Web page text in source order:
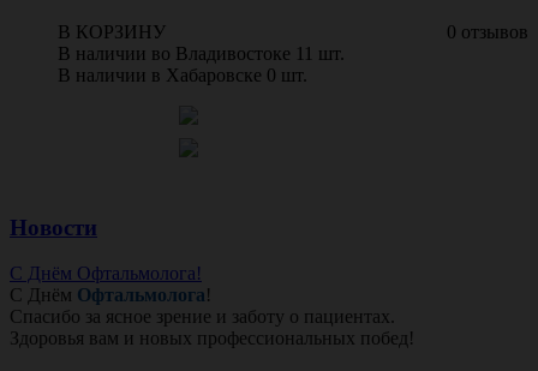
0 отзывов
В КОРЗИНУ
В наличии во Владивостоке 11 шт.
В наличии в Хабаровске 0 шт.
Новости
С Днём Офтальмолога!
С Днём Офтальмолога!
Спасибо за ясное зрение и заботу о пациентах.
Здоровья вам и новых профессиональных побед!